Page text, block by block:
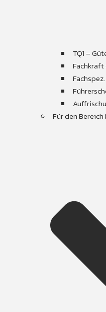
TQ1 –
Fachkraft
Für den Bereich